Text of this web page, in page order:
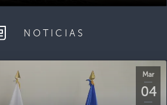
NOTICIAS
Mar
04